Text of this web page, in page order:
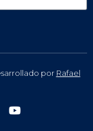
por Rafael